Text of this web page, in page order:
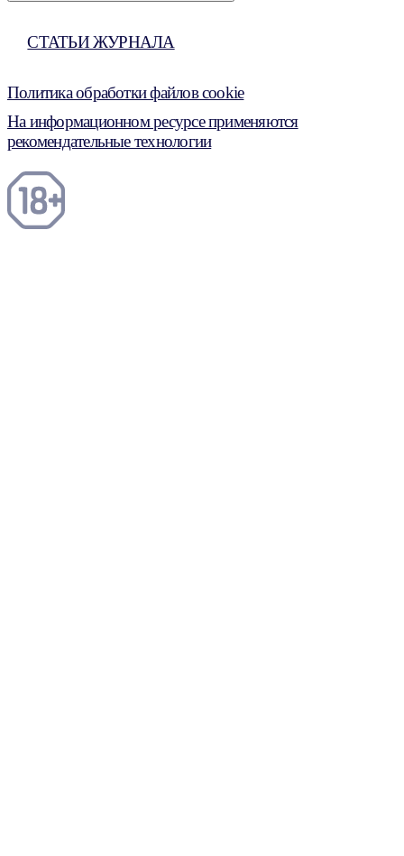
СТАТЬИ ЖУРНАЛА
Политика обработки файлов cookie
На информационном ресурсе применяются
рекомендательные технологии